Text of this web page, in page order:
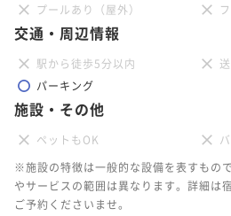
プールあり（屋外）
交通・周辺情報
駅から徒歩5分以内
パーキング
施設・その他
ペットもOK
※施設の特徴は一般的な設備を表すもの
やサービスの範囲は異なります。詳細は
ご予約くださいませ。